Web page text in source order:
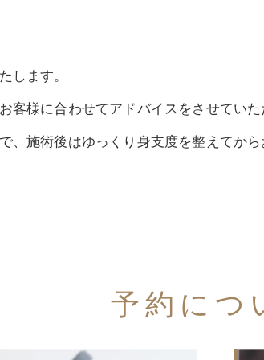
します。
客様に合わせてアドバイスをさせていた
、施術後はゆっくり身支度を整えてか
予約につ